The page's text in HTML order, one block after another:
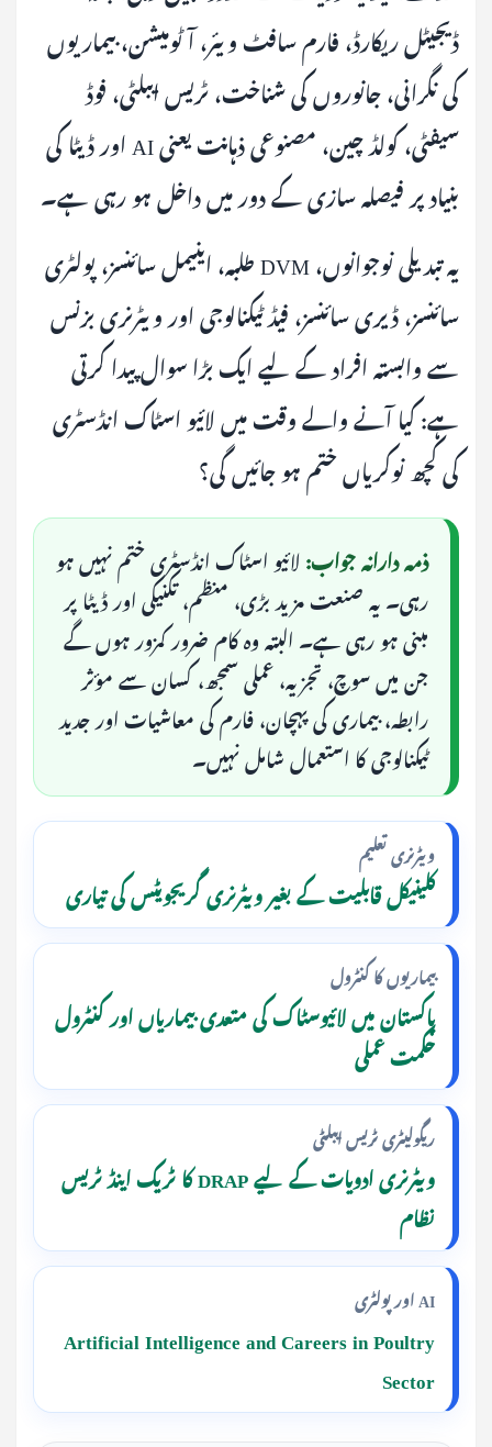
ڈیجیٹل ریکارڈ، فارم سافٹ ویئر، آٹومیشن، بیماریوں
کی نگرانی، جانوروں کی شناخت، ٹریس ایبلٹی، فوڈ
سیفٹی، کولڈ چین، مصنوعی ذہانت یعنی AI اور ڈیٹا کی
بنیاد پر فیصلہ سازی کے دور میں داخل ہو رہی ہے۔
یہ تبدیلی نوجوانوں، DVM طلبہ، اینیمل سائنسز، پولٹری
سائنسز، ڈیری سائنسز، فیڈ ٹیکنالوجی اور ویٹرنری بزنس
سے وابستہ افراد کے لیے ایک بڑا سوال پیدا کرتی
ہے: کیا آنے والے وقت میں لائیو اسٹاک انڈسٹری
کی کچھ نوکریاں ختم ہو جائیں گی؟
ذمہ دارانہ جواب:لائیو اسٹاک انڈسٹری ختم نہیں ہو
رہی۔ یہ صنعت مزید بڑی، منظم، تکنیکی اور ڈیٹا پر
مبنی ہو رہی ہے۔ البتہ وہ کام ضرور کمزور ہوں گے
جن میں سوچ، تجزیہ، عملی سمجھ، کسان سے مؤثر
رابطہ، بیماری کی پہچان، فارم کی معاشیات اور جدید
ٹیکنالوجی کا استعمال شامل نہیں۔
ویٹرنری تعلیم
کلینیکل قابلیت کے بغیر ویٹرنری گریجویٹس کی تیاری
بیماریوں کا کنٹرول
پاکستان میں لائیوسٹاک کی متعدی بیماریاں اور کنٹرول
حکمت عملی
ریگولیٹری ٹریس ایبلٹی
ویٹرنری ادویات کے لیے DRAP کا ٹریک اینڈ ٹریس
نظام
AI اور پولٹری
Artificial Intelligence and Careers in Poultry
Sector